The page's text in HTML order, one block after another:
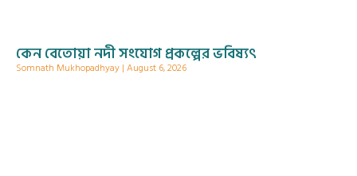
কেন বেতোয়া নদী সংযোগ প্রকল্পের ভবিষ্যৎ
Somnath Mukhopadhyay August 6, 2026